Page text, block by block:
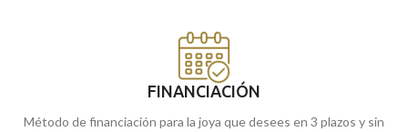
FINANCIACIÓN
Método de financiación para la joya que desees en 3 plazos y sin